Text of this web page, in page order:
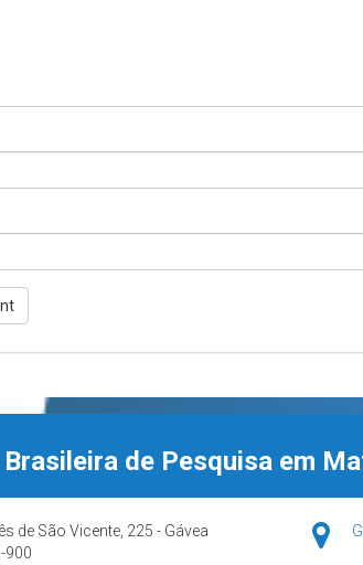
de Pesquisa em
de São Vicente, 225 - Gávea
900